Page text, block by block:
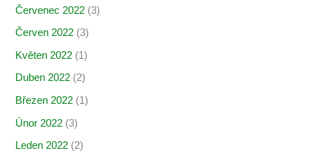
Červenec 2022 (3)
Červen 2022 (3)
Květen 2022 (1)
Duben 2022 (2)
Březen 2022 (1)
Únor 2022 (3)
Leden 2022 (2)